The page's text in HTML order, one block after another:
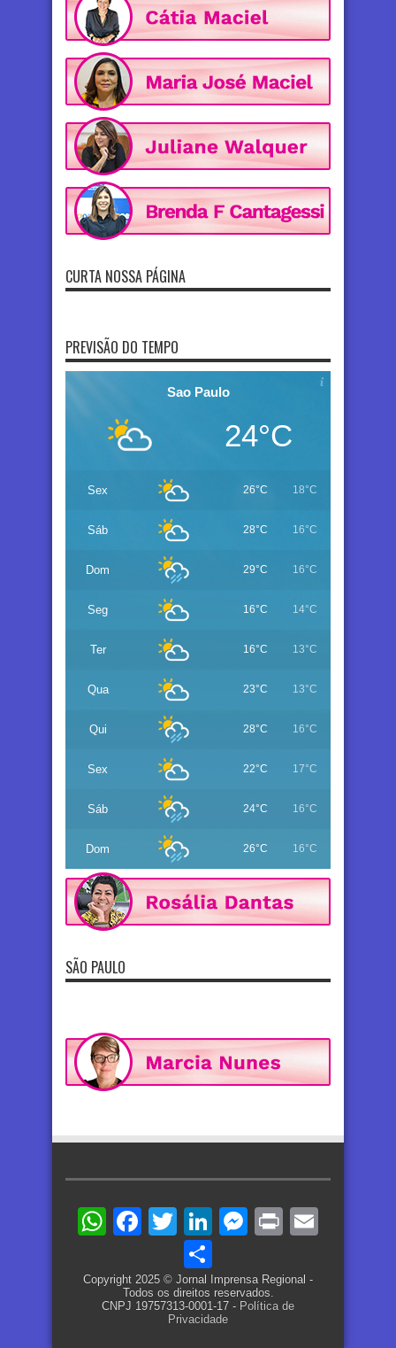
CURTA NOSSA PÁGINA
PREVISÃO DO TEMPO
Sao Paulo
24°C
Sex 26°C 18°C
Sáb 28°C 16°C
Dom 29°C 16°C
Seg 16°C 14°C
Ter 16°C 13°C
Qua 23°C 13°C
Qui 28°C 16°C
Sex 22°C 17°C
Sáb 24°C 16°C
Dom 26°C 16°C
SÃO PAULO
WhatsApp
Facebook
TwitterLinkedIn
Messenger
Print
Copyright 2025 © Jornal Imprensa Regional -
Todos os direitos reservados.
CNPJ 19757313-0001-17 - Política de
Privacidade